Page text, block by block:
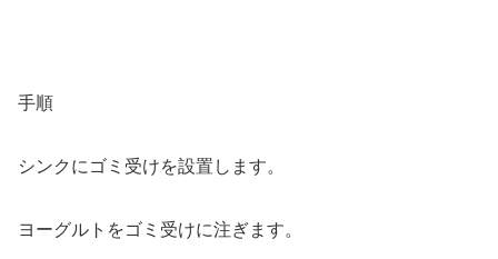
手順
シンクにゴミ受けを設置します。
ヨーグルトをゴミ受けに注ぎます。